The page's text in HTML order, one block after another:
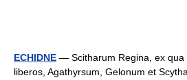
ECHIDNE — Scitharum Regina, ex qua
liberos, Agathyrsum, Gelonum et